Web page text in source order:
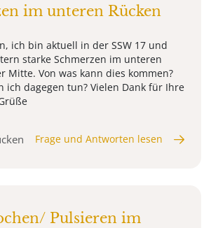
im unteren Rücken
ich bin aktuell in der SSW 17 und
starke Schmerzen im unteren
Mitte. Von was kann dies kommen?
ich dagegen tun? Vielen Dank für Ihre
Frage und Antworten lesen
Pulsieren im